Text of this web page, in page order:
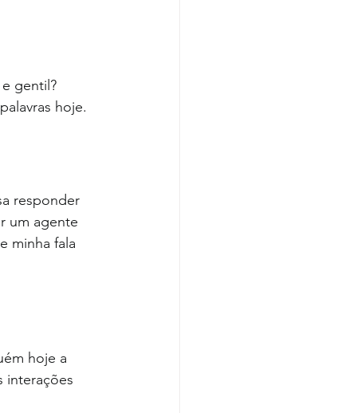
gentil?
hoje.
responder
um agente
minha fala
hoje a
interações